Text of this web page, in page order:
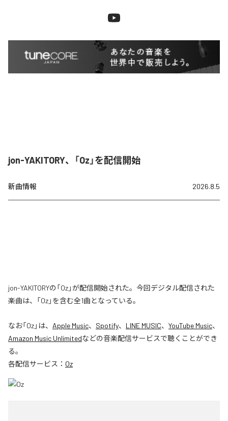
jon-YAKITORY、「Oz」を配信開始
新曲情報 2026.8.5
jon-YAKITORYの「Oz」が配信開始された。今回デジタル配信された
楽曲は、「Oz」を含む全1曲となっている。
なお「Oz」は、 Apple Music、 Spotify、 LINE MUSIC、 YouTube Music、
Amazon Music Unlimitedなどの音楽配信サービスで聴くことができ
る。
各配信サービス： Oz